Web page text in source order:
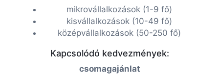
mikrovállalkozások (1-9 fő)
kisvállalkozások (10-49 fő)
középvállalkozások (50-250 fő)
Kapcsolódó kedvezmények:
csomagajánlat